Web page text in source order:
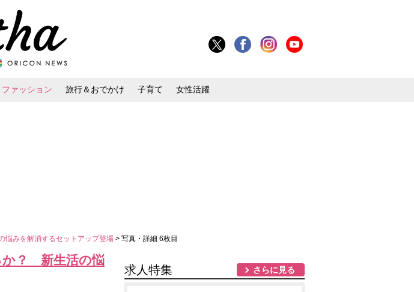
ファッション 旅行＆おでかけ 子育て 女性活躍
みを解消するセットアップ登場 > 写真・詳細 6枚目
か？ 新生活の悩
求人特集 さらに見る